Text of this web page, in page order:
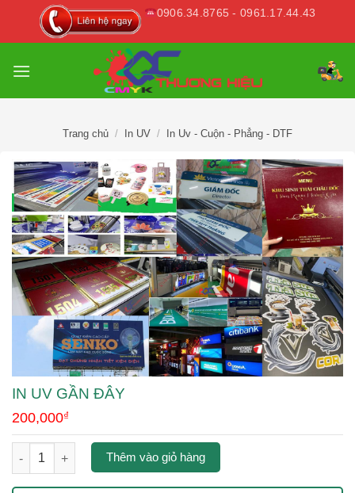
0906.34.8765 - 0961.17.44.43
Trang chủ / In UV / In Uv - Cuộn - Phẳng - DTF
IN UV GẦN ĐÂY
200,000₫
in uv gần đây số lượngThêm vào giỏ hàng